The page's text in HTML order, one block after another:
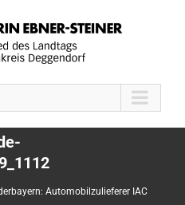
Automobilzulieferer IAC